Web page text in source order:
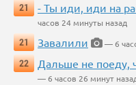
21 - Ты иди, иди на
часов 24 минуты назад
21
Завалили
— 6
22
Дальше не поеду,
— 6 часов 26 минут